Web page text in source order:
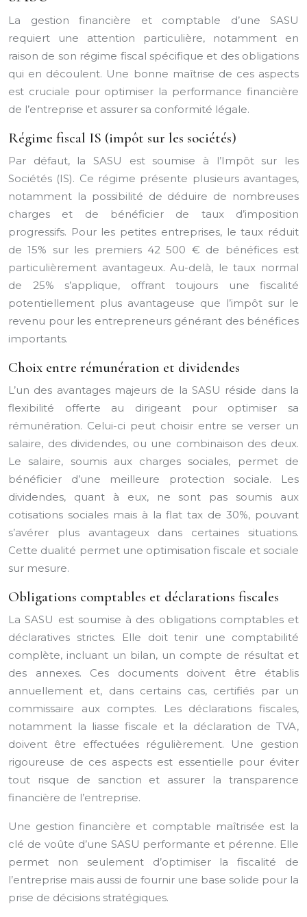
La gestion financière et comptable d’une SASU
requiert une attention particulière, notamment en
raison de son régime fiscal spécifique et des obligations
qui en découlent. Une bonne maîtrise de ces aspects
est cruciale pour optimiser la performance financière
de l’entreprise et assurer sa conformité légale.
Régime fiscal IS (impôt sur les sociétés)
Par défaut, la SASU est soumise à l’Impôt sur les
Sociétés (IS). Ce régime présente plusieurs avantages,
notamment la possibilité de déduire de nombreuses
charges et de bénéficier de taux d’imposition
progressifs. Pour les petites entreprises, le taux réduit
de 15% sur les premiers 42 500 € de bénéfices est
particulièrement avantageux. Au-delà, le taux normal
de 25% s’applique, offrant toujours une fiscalité
potentiellement plus avantageuse que l’impôt sur le
revenu pour les entrepreneurs générant des bénéfices
importants.
Choix entre rémunération et dividendes
L’un des avantages majeurs de la SASU réside dans la
flexibilité offerte au dirigeant pour optimiser sa
rémunération. Celui-ci peut choisir entre se verser un
salaire, des dividendes, ou une combinaison des deux.
Le salaire, soumis aux charges sociales, permet de
bénéficier d’une meilleure protection sociale. Les
dividendes, quant à eux, ne sont pas soumis aux
cotisations sociales mais à la flat tax de 30%, pouvant
s’avérer plus avantageux dans certaines situations.
Cette dualité permet une optimisation fiscale et sociale
sur mesure.
Obligations comptables et déclarations fiscales
La SASU est soumise à des obligations comptables et
déclaratives strictes. Elle doit tenir une comptabilité
complète, incluant un bilan, un compte de résultat et
des annexes. Ces documents doivent être établis
annuellement et, dans certains cas, certifiés par un
commissaire aux comptes. Les déclarations fiscales,
notamment la liasse fiscale et la déclaration de TVA,
doivent être effectuées régulièrement. Une gestion
rigoureuse de ces aspects est essentielle pour éviter
tout risque de sanction et assurer la transparence
financière de l’entreprise.
Une gestion financière et comptable maîtrisée est la
clé de voûte d’une SASU performante et pérenne. Elle
permet non seulement d’optimiser la fiscalité de
l’entreprise mais aussi de fournir une base solide pour la
prise de décisions stratégiques.